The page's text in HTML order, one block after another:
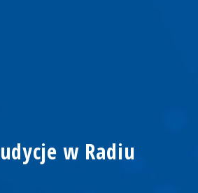
w Radiu